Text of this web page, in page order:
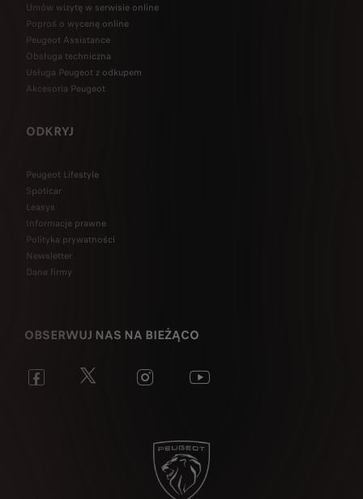
Umów wizytę w serwisie online
Poproś o wycenę online
Peugeot Assistance
Obsługa techniczna
Usługa Peugeot z odkupem
Akcesoria Peugeot
ODKRYJ
Peugeot Lifestyle
Spoticar
Leasys
Informacje prawne
Polityka prywatności
Newsletter
Dane firmy
OBSERWUJ NAS NA BIEŻĄCO